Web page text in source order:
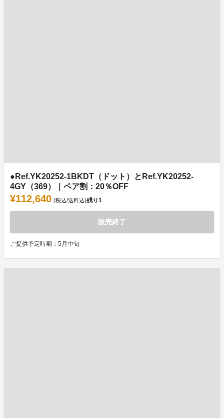
●Ref.YK20252-1BKDT（ドット）とRef.YK20252-
4GY（369）｜ペア割：20％OFF
¥112,640 (税込/送料込)残り1
販売終了
ご提供予定時期：5月中旬